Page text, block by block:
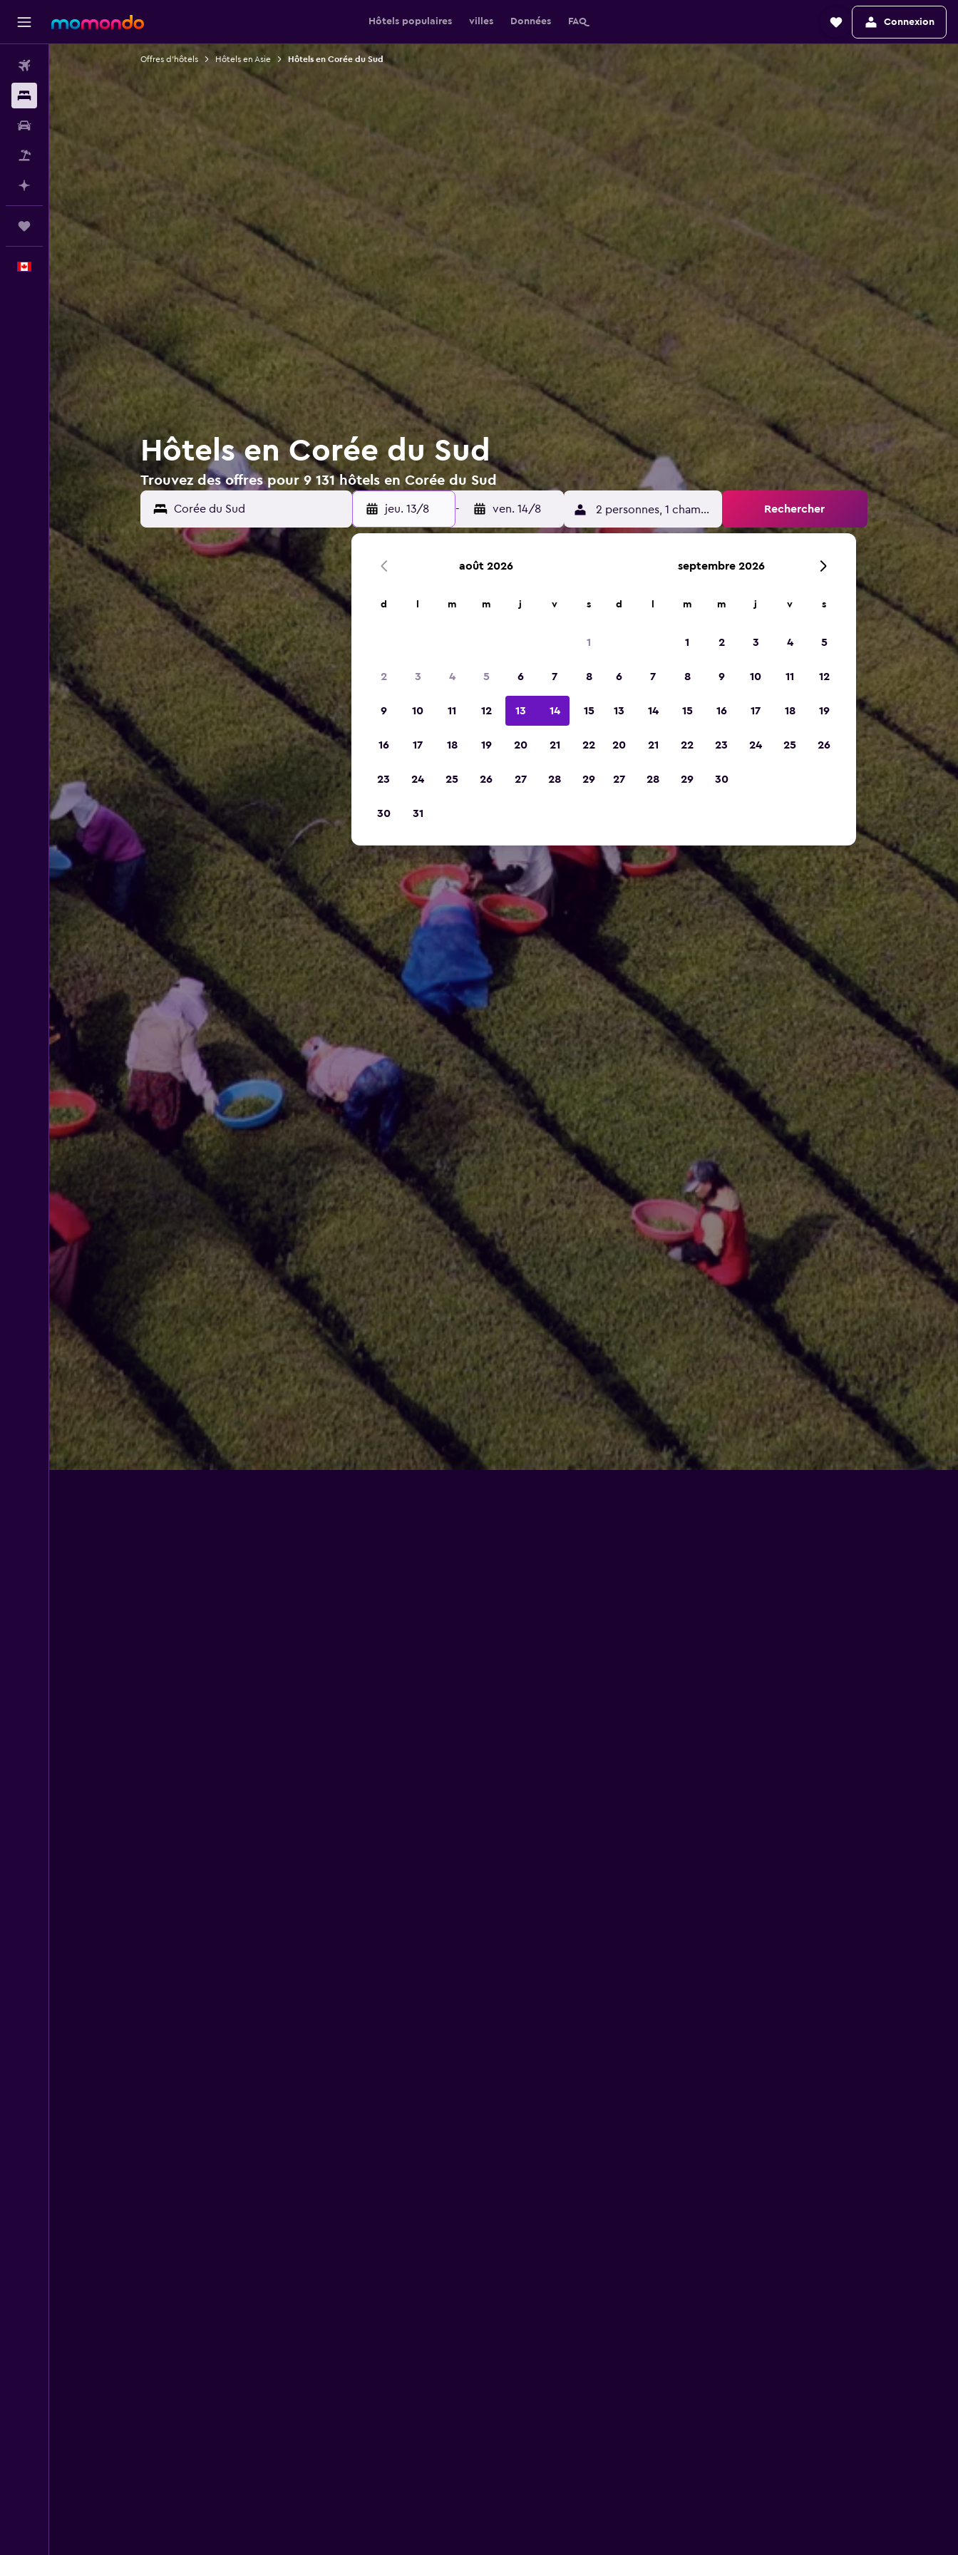
Hôtels populaires villes Données FAQ Connexion
Vols
Voitures
Planifier avec l’IA
Français
Offres d’hôtels Hôtels en Asie Hôtels en Corée du Sud
Hôtels en Corée du Sud
Trouvez des offres pour 9 131 hôtels en Corée du Sud
Corée du Sud jeu. 13/8 - ven. 14/8 2 personnes, 1 chambre Rechercher
août 2026
d m m j v s
1
2 3 4 5 6 7 8
9 10 11 12 13 14 15
16 17 18 19 20 21 22
23 24 25 26 27 28 29
30 31
septembre 2026
d m m j v s
1 2 3 4 5
6 7 8 9 10 11 12
13 14 15 16 17 18 19
20 21 22 23 24 25 26
27 28 29 30